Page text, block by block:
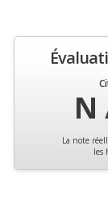
N
La note
les